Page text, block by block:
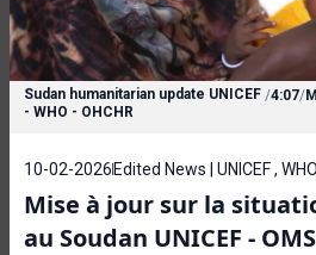
Sudan humanitarian update UNICEF
- WHO - OHCHR
/4:07/
10-02-2026 Edited News | UNICEF ,
Mise à jour sur la
au Soudan UNICEF -